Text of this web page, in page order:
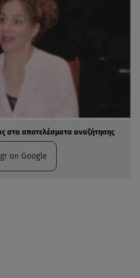
στα αποτελέσματα αναζήτησης
on Google